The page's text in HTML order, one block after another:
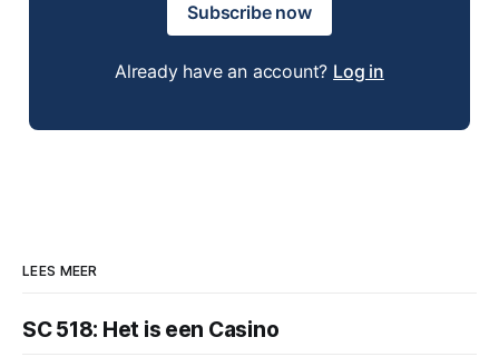
Subscribe now
Already have an account? Log in
LEES MEER
SC 518: Het is een Casino